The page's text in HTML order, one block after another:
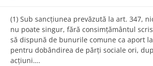
(1) Sub sancțiunea prevăzută la art. 347,
nu poate singur, fără consimțământul
să dispună de bunurile comune ca aport
pentru dobândirea de părți sociale ori,
acțiuni….